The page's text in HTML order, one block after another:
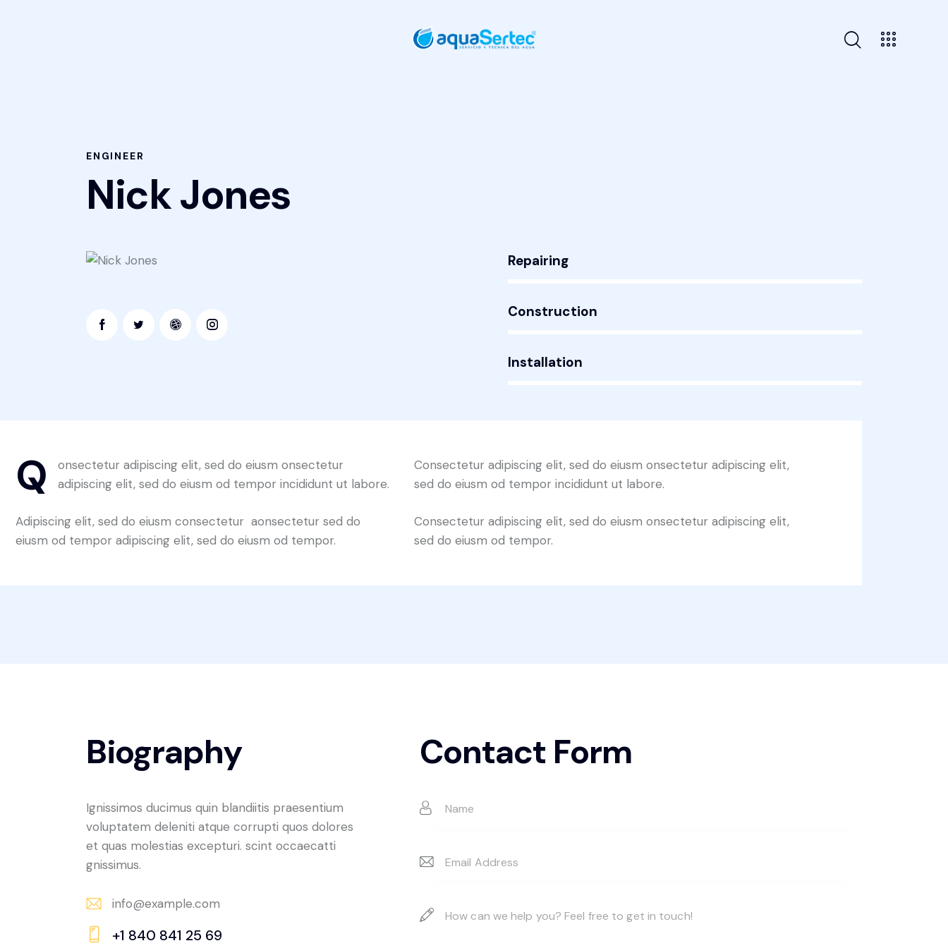
ENGINEER
Nick Jones
Repairing
Construction
Installation
Q
onsectetur adipiscing elit, sed do eiusm onsectetur
adipiscing elit, sed do eiusm od tempor incididunt ut labore.
Adipiscing elit, sed do eiusm consectetur aonsectetur sed do
eiusm od tempor adipiscing elit, sed do eiusm od tempor.
Consectetur adipiscing elit, sed do eiusm onsectetur adipiscing elit,
sed do eiusm od tempor incididunt ut labore.
Consectetur adipiscing elit, sed do eiusm onsectetur adipiscing elit,
sed do eiusm od tempor.
Biography
Ignissimos ducimus quin blandiitis praesentium
voluptatem deleniti atque corrupti quos dolores
et quas molestias excepturi. scint occaecatti
gnissimus.
E-
m
info@example.com
+1 840 841 25 69
Contact Form